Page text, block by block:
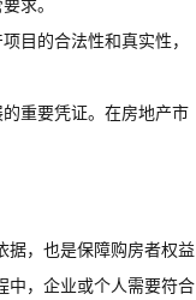
求。
目的合法性和真实性，
重要凭证。在房地产市
据，也是保障购房者权益
中，企业或个人需要符合